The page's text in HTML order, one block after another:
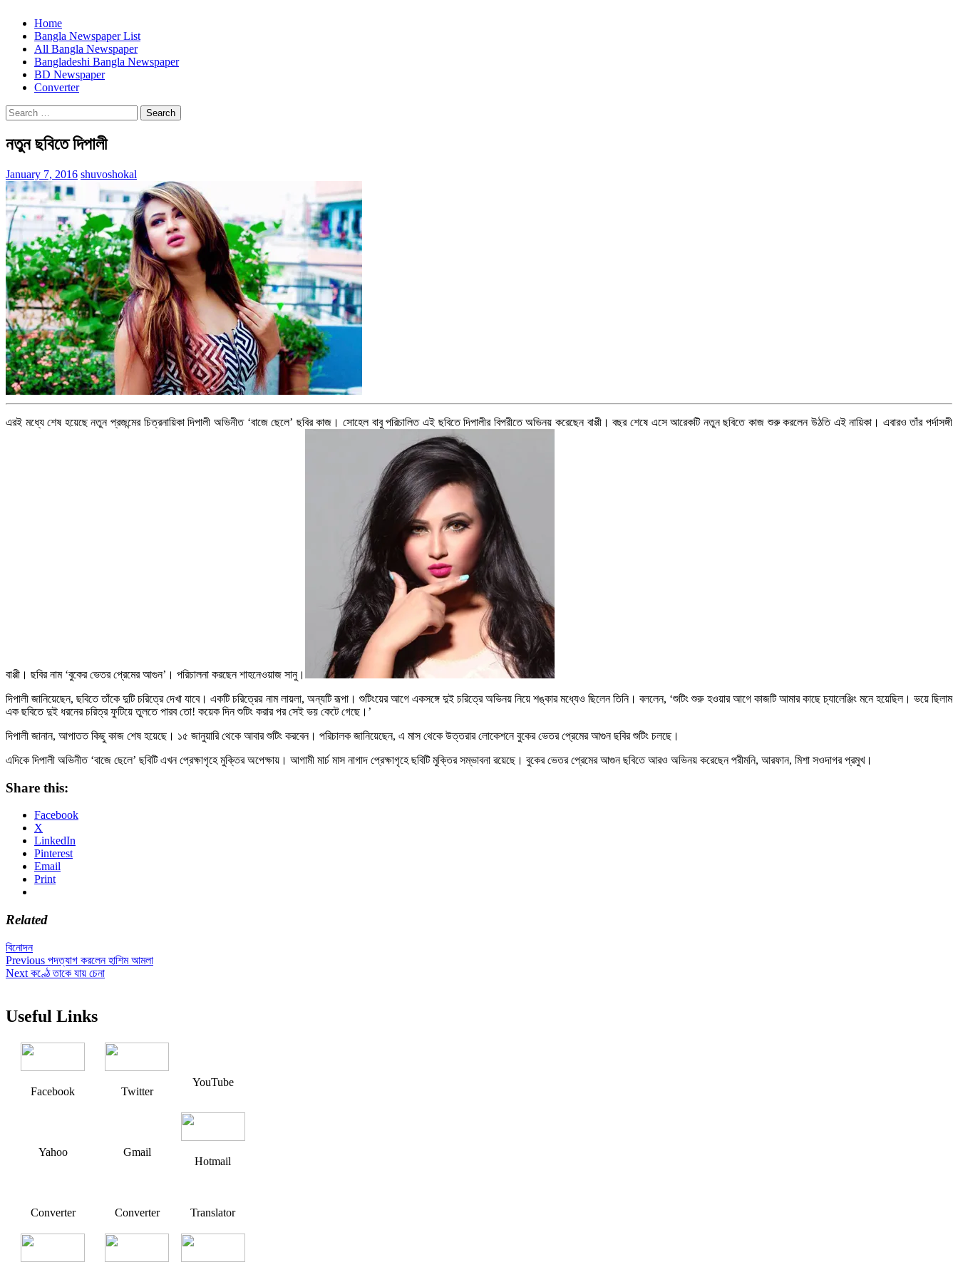
Home
Bangla Newspaper List
All Bangla Newspaper
Bangladeshi Bangla Newspaper
BD Newspaper
Converter
Search
for:
নতুন ছবিতে দিপালী
January 7, 2016 shuvoshokal
এরই মধ্যে শেষ হয়েছে নতুন প্রজন্মের চিত্রনায়িকা দিপালী অভিনীত ‘বাজে ছেলে’ ছবির কাজ। সোহেল বাবু পরিচালিত এই ছবিতে দিপালীর বিপরীতে অভিনয় করেছেন বাপ্পী। বছর শেষে এসে আরেকটি নতুন ছবিতে কাজ শুরু করলেন উঠতি এই নায়িকা। এবারও তাঁর পর্দাসঙ্গী
বাপ্পী। ছবির নাম ‘বুকের ভেতর প্রেমের আগুন’। পরিচালনা করছেন শাহনেওয়াজ সানু।
দিপালী জানিয়েছেন, ছবিতে তাঁকে দুটি চরিত্রে দেখা যাবে। একটি চরিত্রের নাম লায়লা, অন্যটি রূপা। শুটিংয়ের আগে একসঙ্গে দুই চরিত্রে অভিনয় নিয়ে শঙ্কার মধ্যেও ছিলেন তিনি। বললেন, ‘শুটিং শুরু হওয়ার আগে কাজটি আমার কাছে চ্যালেঞ্জিং মনে হয়েছিল। ভয়ে ছিলাম
এক ছবিতে দুই ধরনের চরিত্র ফুটিয়ে তুলতে পারব তো! কয়েক দিন শুটিং করার পর সেই ভয় কেটে গেছে।’
দিপালী জানান, আপাতত কিছু কাজ শেষ হয়েছে। ১৫ জানুয়ারি থেকে আবার শুটিং করবেন। পরিচালক জানিয়েছেন, এ মাস থেকে উত্তরার লোকেশনে বুকের ভেতর প্রেমের আগুন ছবির শুটিং চলছে।
এদিকে দিপালী অভিনীত ‘বাজে ছেলে’ ছবিটি এখন প্রেক্ষাগৃহে মুক্তির অপেক্ষায়। আগামী মার্চ মাস নাগাদ প্রেক্ষাগৃহে ছবিটি মুক্তির সম্ভাবনা রয়েছে। বুকের ভেতর প্রেমের আগুন ছবিতে আরও অভিনয় করেছেন পরীমনি, আরফান, মিশা সওদাগর প্রমুখ।
Share this:
Facebook
X
LinkedIn
Pinterest
Email
Print
Related
বিনোদন
Post
navigation
Previous Previous
post:
পদত্যাগ করলেন হাশিম আমলা
Next Next
কণ্ঠে তাকে যায় চেনা
Useful Links
Facebook Twitter
YouTube
Yahoo Gmail
Hotmail
Converter Converter Translator